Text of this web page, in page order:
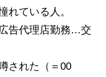
れている人。
告代理店勤務…交
された（＝00